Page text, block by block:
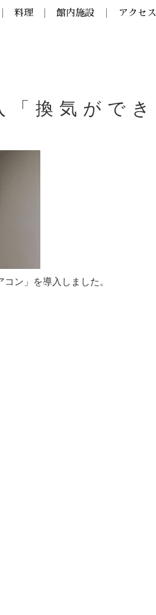
料理 館内施設 アクセス
「換気がで
ン」を導入しました。